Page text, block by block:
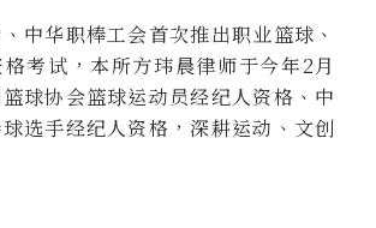
中华职棒工会首次推出职业篮球、
考试，本所方玮晨律师于今年2月
球协会篮球运动员经纪人资格、中
选手经纪人资格，深耕运动、文创